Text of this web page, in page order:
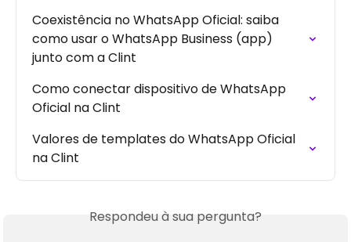
Coexistência no WhatsApp Oficial: saiba
como usar o WhatsApp Business (app)
junto com a Clint
Como conectar dispositivo de WhatsApp
Oficial na Clint
Valores de templates do WhatsApp Oficial
na Clint
Respondeu à sua pergunta?